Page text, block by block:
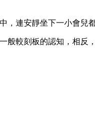
連安靜坐下一小會
般較刻板的認知，相